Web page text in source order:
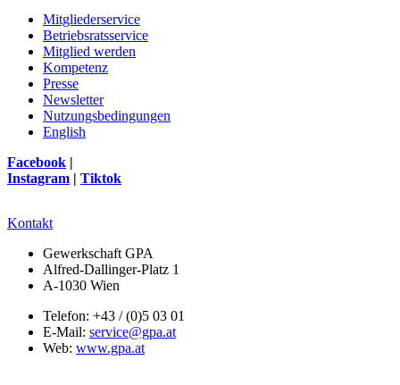
Mitgliederservice
Betriebsratsservice
Mitglied werden
Kompetenz
Presse
Newsletter
Nutzungsbedingungen
English
Facebook |
Instagram | Tiktok
Kontakt
Gewerkschaft GPA
Alfred-Dallinger-Platz 1
A-1030 Wien
Telefon: +43 / (0)5 03 01
E-Mail: service@gpa.at
Web: www.gpa.at